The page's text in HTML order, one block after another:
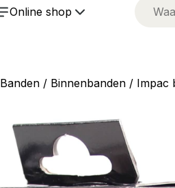
Online shop
Banden / Binnenbanden / Impac